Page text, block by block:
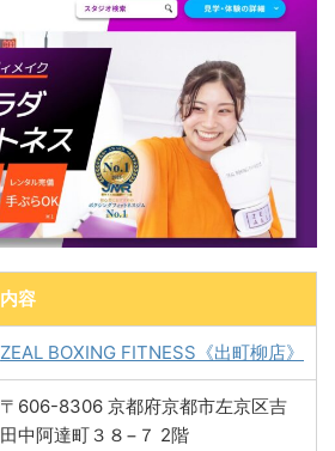
内容
ZEAL BOXING FITNESS《出町柳店》
〒606-8306 京都府京都市左京区吉
田中阿達町３８−７ 2階